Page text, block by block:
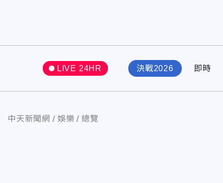
LIVE 24HR 決戰2026 即時
中天新聞網 娛樂 總覽